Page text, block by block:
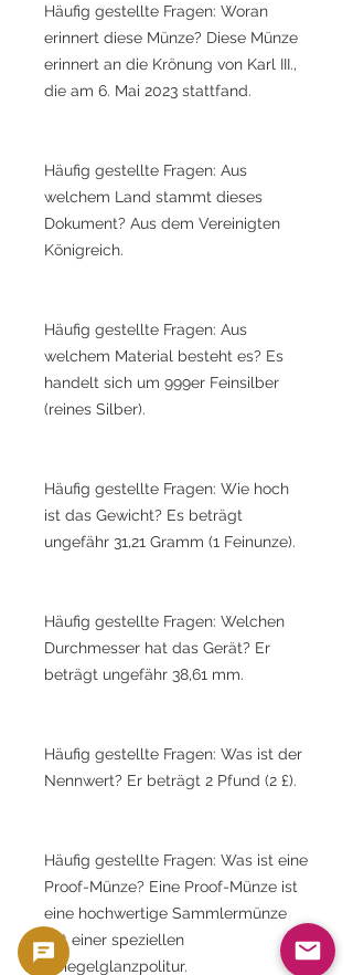
Häufig gestellte Fragen: Woran
erinnert diese Münze? Diese Münze
erinnert an die Krönung von Karl III.,
die am 6. Mai 2023 stattfand.
Häufig gestellte Fragen: Aus
welchem Land stammt dieses
Dokument? Aus dem Vereinigten
Königreich.
Häufig gestellte Fragen: Aus
welchem Material besteht es? Es
handelt sich um 999er Feinsilber
(reines Silber).
Häufig gestellte Fragen: Wie hoch
ist das Gewicht? Es beträgt
ungefähr 31,21 Gramm (1 Feinunze).
Häufig gestellte Fragen: Welchen
Durchmesser hat das Gerät? Er
beträgt ungefähr 38,61 mm.
Häufig gestellte Fragen: Was ist der
Nennwert? Er beträgt 2 Pfund (2 £).
Häufig gestellte Fragen: Was ist eine
Proof-Münze? Eine Proof-Münze ist
eine hochwertige Sammlermünze
mit einer speziellen
Spiegelglanzpolitur.